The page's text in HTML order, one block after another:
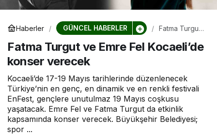
Haberler GÜNCEL HABERLER
Fatma Turgut
Kocaeli’de
konser
Fatma Turgut ve Emre Fel Kocaeli’de
konser verecek
Kocaeli’de 17-19 Mayıs tarihlerinde düzenlenecek
Türkiye’nin en genç, en dinamik ve en renkli festivali
EnFest, gençlere unutulmaz 19 Mayıs coşkusu
yaşatacak. Emre Fel ve Fatma Turgut da etkinlik
kapsamında konser verecek. Büyükşehir Belediyesi;
spor ...